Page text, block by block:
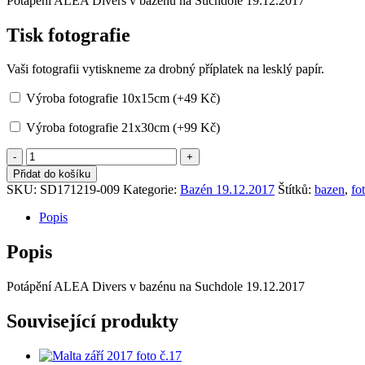
Tisk fotografie
Vaši fotografii vytiskneme za drobný příplatek na lesklý papír.
Výroba fotografie 10x15cm (+49 Kč)
Výroba fotografie 21x30cm (+99 Kč)
Bazén
19.12.2017
foto
č.9
množství
Přidat do košíku
SKU: SD171219-009 Kategorie: Bazén 19.12.2017 Štítků: bazen,
Popis
Popis
Potápění ALEA Divers v bazénu na Suchdole 19.12.2017
Související produkty